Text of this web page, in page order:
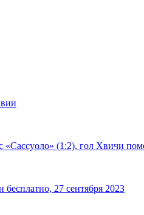
(1:2), гол Хвичи
27 сентября 2023